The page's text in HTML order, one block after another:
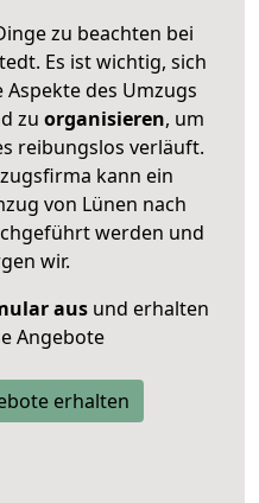
zu beachten bei
Es ist wichtig, sich
des Umzugs
zu organisieren, um
reibungslos verläuft.
kann ein
von Lünen nach
werden und
wir.
ausund erhalten
Angebote
erhalten